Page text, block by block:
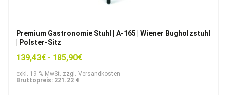
Premium Gastronomie Stuhl | A-165 | Wiener Bugholzstuhl
| Polster-Sitz
139,43€ - 185,90€
exkl. 19 % MwSt. zzgl. Versandkosten
Bruttopreis: 221.22 €